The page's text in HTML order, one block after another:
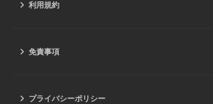
利用規約
免責事項
プライバシーポリシー